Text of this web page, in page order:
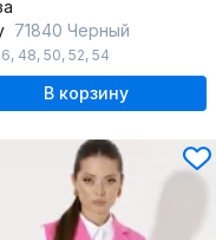
71840 Черный
, 48, 50, 52, 54
В корзину